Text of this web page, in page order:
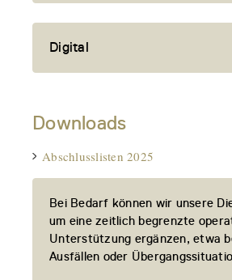
Digital
Downloads
Abschlusslisten 2025
Bei Bedarf können wir unsere
um eine zeitlich begrenzte
Unterstützung ergänzen, etwa
Ausfällen oder